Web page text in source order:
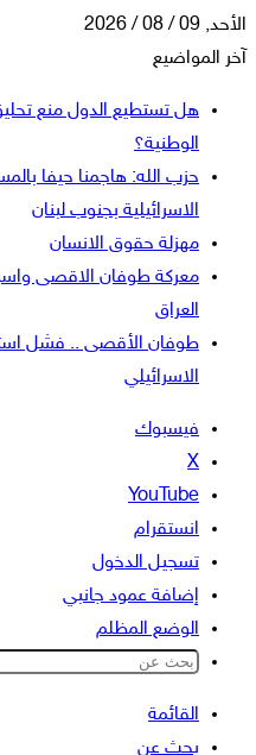
الأحد, 09 / 08 / 2026
آخر المواضيع
هل تستطيع الدول منع
الوطنية؟
حزب الله: هاجمنا حيفا
الاسرائيلية بجنوب لبنان
مهزلة حقوق الانسان
معركة طوفان الاقصى
العراق
طوفان الأقصى .. فشل
الاسرائيلي
فيسبوك
‫X
‫YouTube
انستقرام
تسجيل الدخول
إضافة عمود جانبي
الوضع المظلم
القائمة
بحث عن